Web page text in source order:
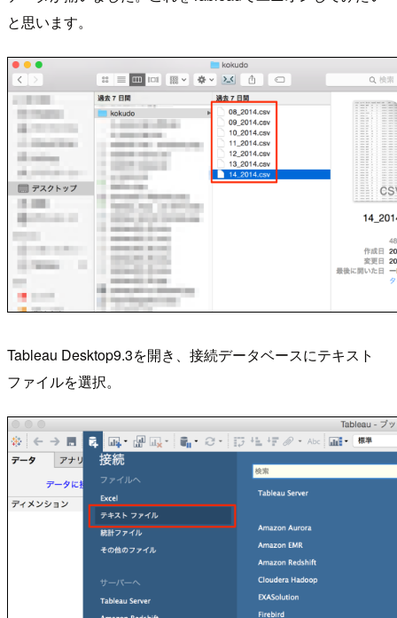
と思います。
Tableau Desktop9.3を開き、接続データベースにテキスト
ファイルを選択。